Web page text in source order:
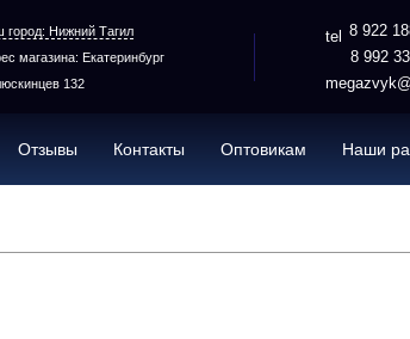
город: Нижний Тагил
магазина: Екатеринбург
132
8 922
8 992
Отзывы Контакты Оптовикам Наши